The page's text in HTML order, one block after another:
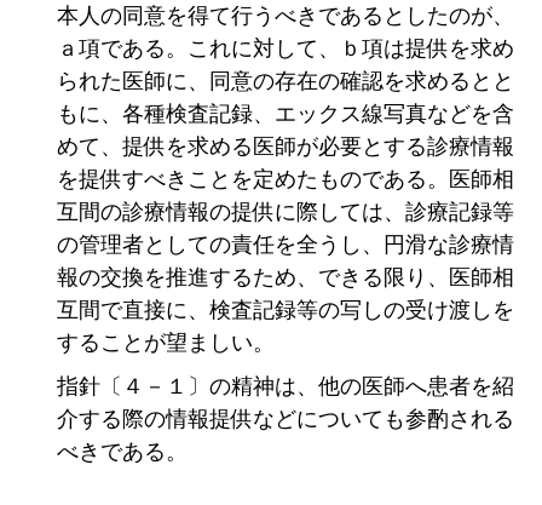
本人の同意を得て行うべきであるとしたのが、
ａ項である。これに対して、ｂ項は提供を求め
られた医師に、同意の存在の確認を求めるとと
もに、各種検査記録、エックス線写真などを含
めて、提供を求める医師が必要とする診療情報
を提供すべきことを定めたものである。医師相
互間の診療情報の提供に際しては、診療記録等
の管理者としての責任を全うし、円滑な診療情
報の交換を推進するため、できる限り、医師相
互間で直接に、検査記録等の写しの受け渡しを
することが望ましい。
指針〔４－１〕の精神は、他の医師へ患者を紹
介する際の情報提供などについても参酌される
べきである。